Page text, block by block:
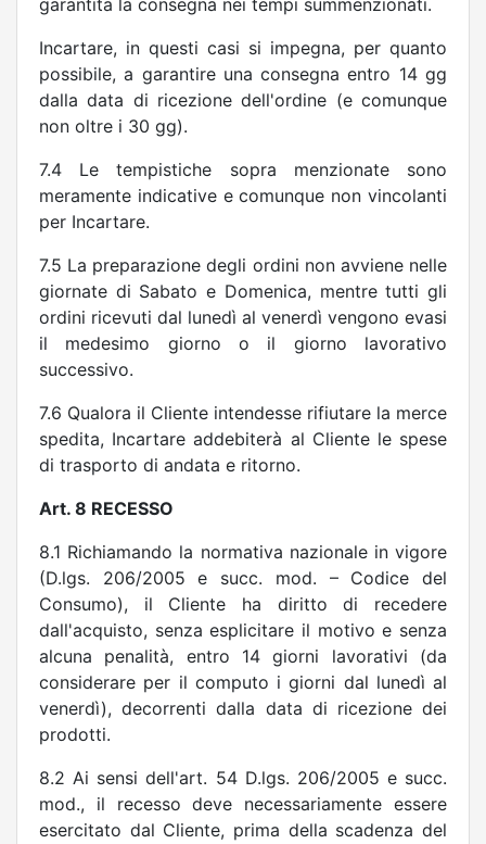
garantita la consegna nei tempi summenzionati.
Incartare, in questi casi si impegna, per quanto
possibile, a garantire una consegna entro 14 gg
dalla data di ricezione dell'ordine (e comunque
non oltre i 30 gg).
7.4 Le tempistiche sopra menzionate sono
meramente indicative e comunque non vincolanti
per Incartare.
7.5 La preparazione degli ordini non avviene nelle
giornate di Sabato e Domenica, mentre tutti gli
ordini ricevuti dal lunedì al venerdì vengono evasi
il medesimo giorno o il giorno lavorativo
successivo.
7.6 Qualora il Cliente intendesse rifiutare la merce
spedita, Incartare addebiterà al Cliente le spese
di trasporto di andata e ritorno.
Art. 8 RECESSO
8.1 Richiamando la normativa nazionale in vigore
(D.lgs. 206/2005 e succ. mod. – Codice del
Consumo), il Cliente ha diritto di recedere
dall'acquisto, senza esplicitare il motivo e senza
alcuna penalità, entro 14 giorni lavorativi (da
considerare per il computo i giorni dal lunedì al
venerdì), decorrenti dalla data di ricezione dei
prodotti.
8.2 Ai sensi dell'art. 54 D.lgs. 206/2005 e succ.
mod., il recesso deve necessariamente essere
esercitato dal Cliente, prima della scadenza del